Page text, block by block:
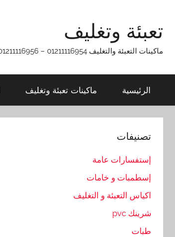
content
تعبئة وتغليف
ماكينات التعبئة والتغليف 01211116954 – 01211116956 – 01211116958
الرئيسية ماكينات تعبئة وتغليف
تصنيفات
إستفسارات عامة
إسطمبات و خامات
اكياس التعبئة و التغليف
شرينك pvc
طبات